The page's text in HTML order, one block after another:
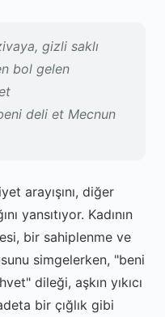
gizli saklı
bol gelen
deli et Mecnun
arayışını, diğer
yansıtıyor. Kadının
bir sahiplenme ve
simgelerken, "beni
dileği, aşkın yıkıcı
bir çığlık gibi